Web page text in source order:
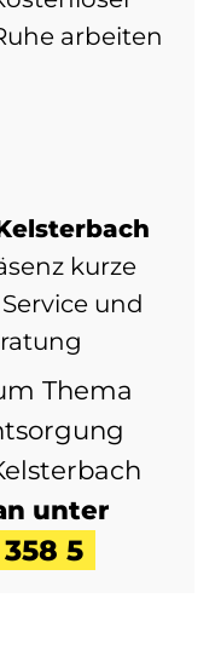
arbeiten
kurze
und
Thema
unter
5